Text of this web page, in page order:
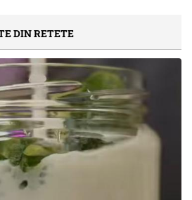
DIN RETETE